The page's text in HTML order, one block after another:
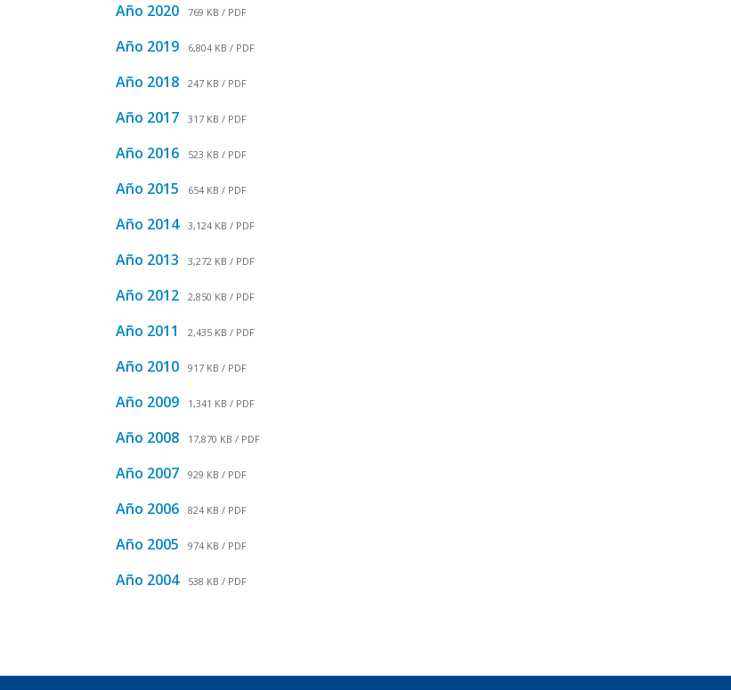
Año 2020 769 KB / PDF
Año 2019 6,804 KB / PDF
Año 2018 247 KB / PDF
Año 2017 317 KB / PDF
Año 2016 523 KB / PDF
Año 2015 654 KB / PDF
Año 2014 3,124 KB / PDF
Año 2013 3,272 KB / PDF
Año 2012 2,850 KB / PDF
Año 2011 2,435 KB / PDF
Año 2010 917 KB / PDF
Año 2009 1,341 KB / PDF
Año 2008 17,870 KB / PDF
Año 2007 929 KB / PDF
Año 2006 824 KB / PDF
Año 2005 974 KB / PDF
Año 2004 538 KB / PDF